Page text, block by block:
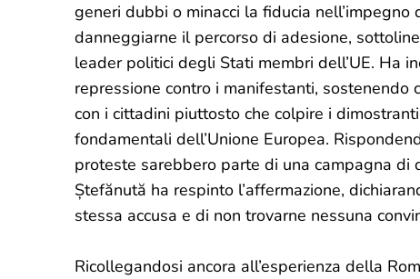
generi dubbi o minacci la fiducia
danneggiarne il percorso di adesione,
leader politici degli Stati membri dell’UE. Ha
repressione contro i manifestanti,
con i cittadini piuttosto che colpire i
fondamentali dell’Unione Europea.
proteste sarebbero parte di una campagna di
Ștefănută ha respinto l’affermazione,
stessa accusa e di non trovarne nessuna
Ricollegandosi ancora all’esperienza della